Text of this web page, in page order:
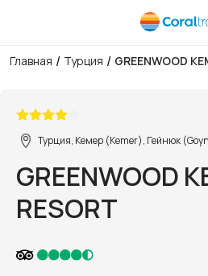
Главная / Турция / GREENWOOD
Турция, Кемер (Kemer), Гейнюк
GREENWOOD
RESORT